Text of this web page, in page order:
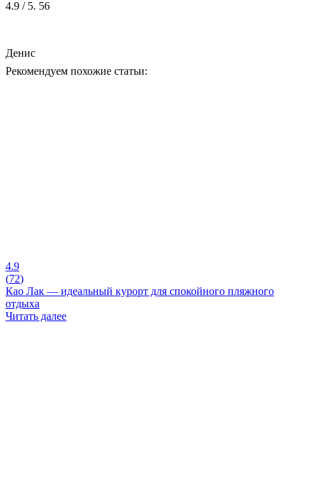
4.9 / 5. 56
Денис
Рекомендуем похожие статьи:
4.9
(72)
Као Лак — идеальный курорт для спокойного пляжного
отдыха
Читать далее